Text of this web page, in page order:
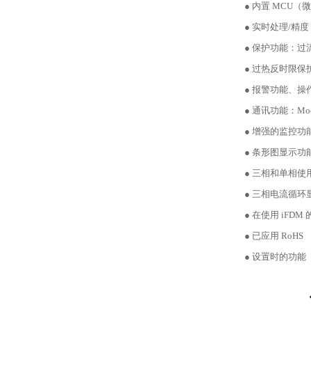
● 内置 MCU（
● 实时处理/精度
● 保护功能：过
● 过热反时限保
● 报警功能、操
● 通讯功能：
● 增强的监控功
● 条形图显示功
● 三相和单相使
● 三相电流循环
● 在使用 iFDM
● 已应用 RoHS
● 设置时的功能